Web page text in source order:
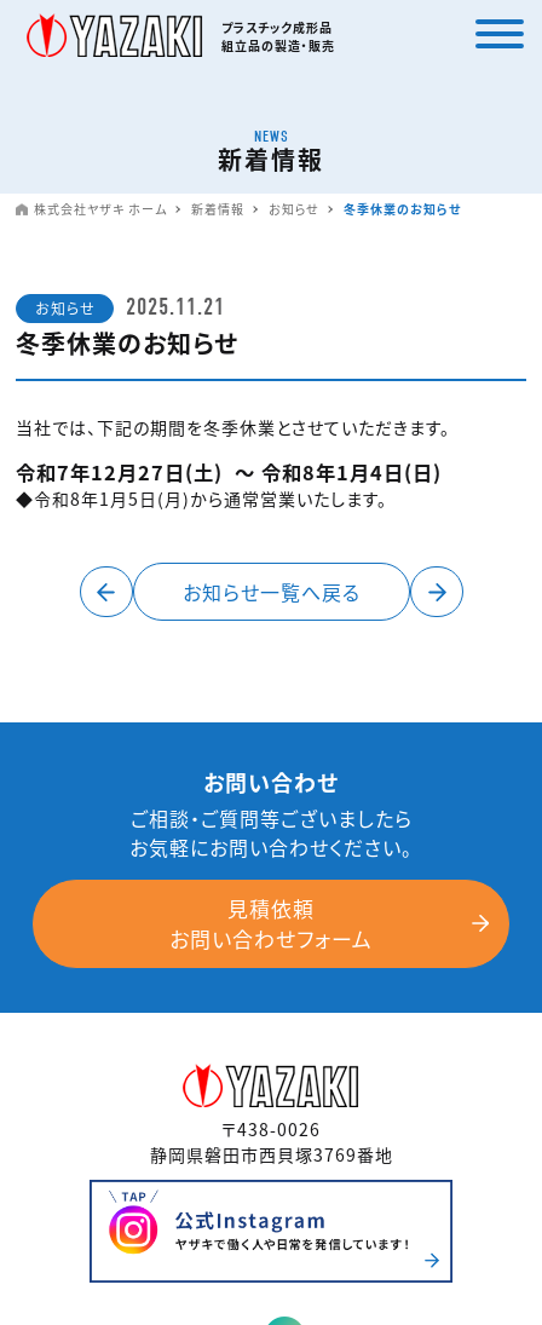
プラスチック成形品
組立品の製造・販売
NEWS
新着情報
株式会社ヤザキ ホーム 新着情報 お知らせ 冬季休業のお知らせ
お知らせ 2025.11.21
冬季休業のお知らせ
当社では、下記の期間を冬季休業とさせていただきます。
令和7年12月27日(土) ～ 令和8年1月4日(日)
◆令和8年1月5日(月)から通常営業いたします。
お知らせ一覧へ戻る
お問い合わせ
ご相談・ご質問等ございましたら
お気軽にお問い合わせください。
見積依頼
お問い合わせフォーム
〒438-0026
静岡県磐田市西貝塚3769番地